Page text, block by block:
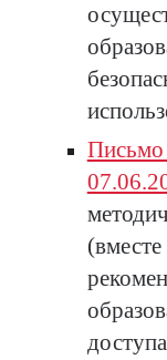
Письмо